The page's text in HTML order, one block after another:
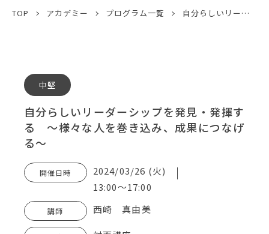
TOP アカデミー プログラム一覧 自分らしいリーダーシップを発見・発揮する ～様々な人を巻き込み、成果につなげる～
中堅
自分らしいリーダーシップを発見・発揮す
る ～様々な人を巻き込み、成果につなげ
る～
開催日時
2024/03/26 (火)
13:00～17:00
講師 西崎 真由美